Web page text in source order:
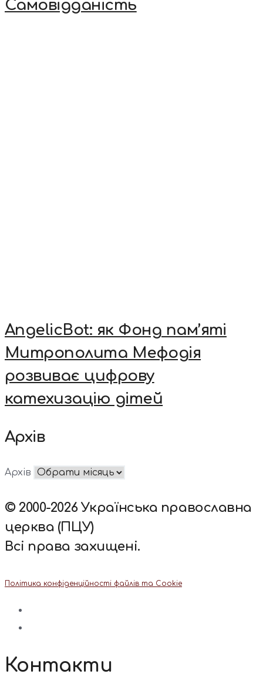
Самовідданість
AngelicBot: як Фонд пам’яті
Митрополита Мефодія
розвиває цифрову
катехизацію дітей
Архів
Архів
© 2000-2026 Українська православна
церква (ПЦУ)
Всі права захищені.
Політика конфіденційності файлів та Cookie
Контакти